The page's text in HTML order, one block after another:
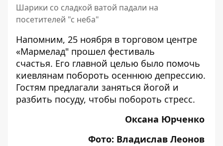
Шарики со сладкой ватой падали на
посетителей "с неба"
Напомним, 25 ноября в торговом центре
«Мармелад" прошел фестиваль
счастья. Его главной целью было помочь
киевлянам побороть осеннюю депрессию.
Гостям предлагали заняться йогой и
разбить посуду, чтобы побороть стресс.
Оксана Юрченко
Фото: Владислав Леонов